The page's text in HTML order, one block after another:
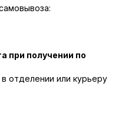
при получении по
отделении или курьеру